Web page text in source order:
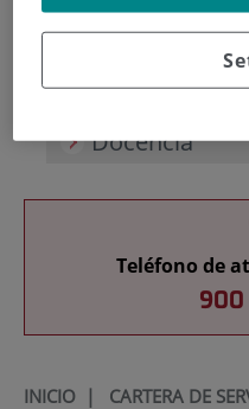
Docencia
Teléfono de
900
INICIO| CARTERA DE